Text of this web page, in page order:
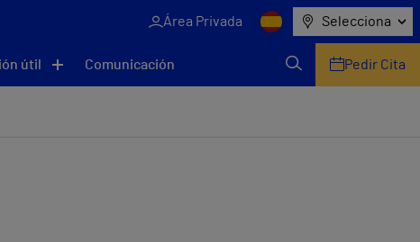
Área Privada Selecciona
útil Comunicación Pedir Cita